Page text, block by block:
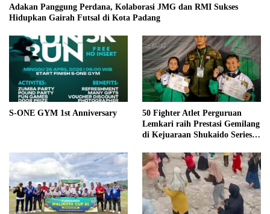
Adakan Panggung Perdana, Kolaborasi JMG dan RMI Sukses
Hidupkan Gairah Futsal di Kota Padang
S-ONE GYM 1st Anniversary
50 Fighter Atlet Perguruan
Lemkari raih Prestasi Gemilang
di Kejuaraan Shukaido Series 1